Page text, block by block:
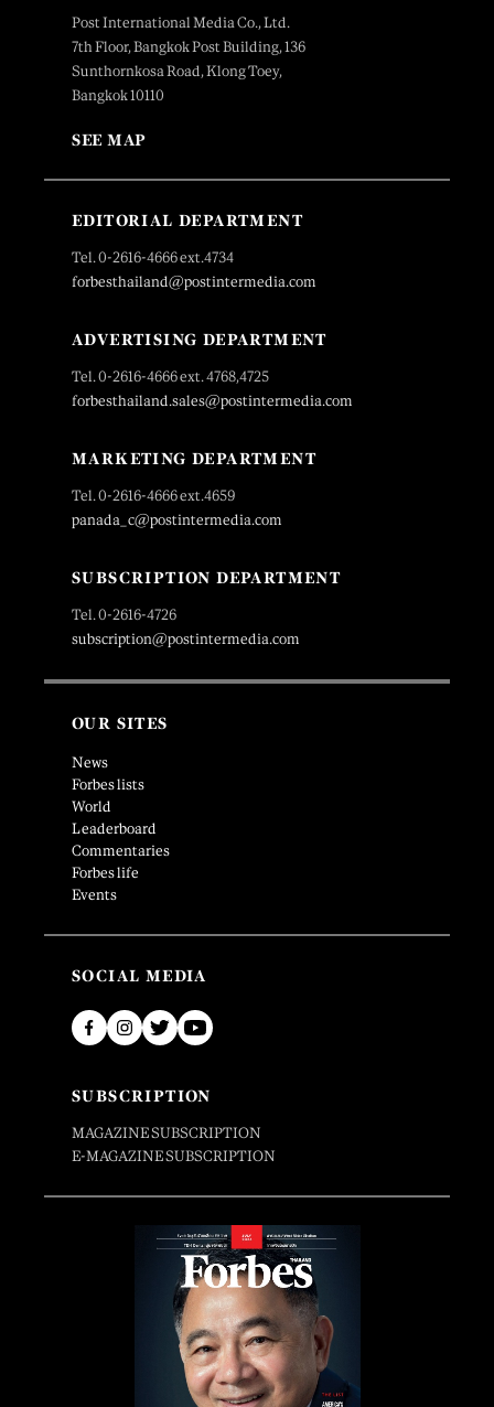
Post International Media Co., Ltd.
7th Floor, Bangkok Post Building, 136
Sunthornkosa Road, Klong Toey,
Bangkok 10110
SEE MAP
EDITORIAL DEPARTMENT
Tel. 0-2616-4666 ext.4734
forbesthailand@postintermedia.com
ADVERTISING DEPARTMENT
Tel. 0-2616-4666 ext. 4768,4725
forbesthailand.sales@postintermedia.com
MARKETING DEPARTMENT
Tel. 0-2616-4666 ext.4659
panada_c@postintermedia.com
SUBSCRIPTION DEPARTMENT
Tel. 0-2616-4726
subscription@postintermedia.com
OUR SITES
News
Forbes lists
World
Leaderboard
Commentaries
Forbes life
Events
SOCIAL MEDIA
SUBSCRIPTION
MAGAZINE SUBSCRIPTION
E-MAGAZINE SUBSCRIPTION